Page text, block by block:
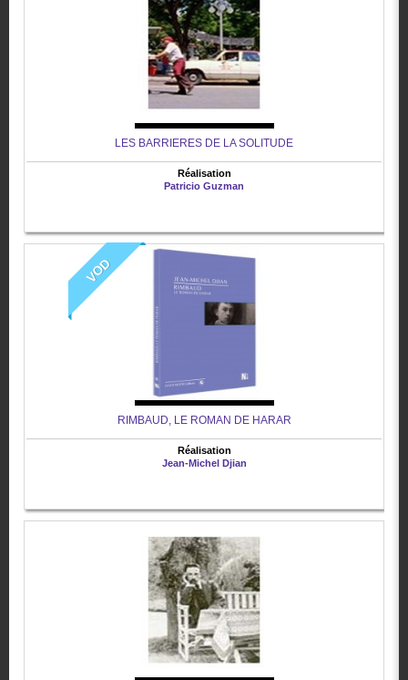
LES BARRIERES DE LA SOLITUDE
Réalisation
Patricio Guzman
VOD
RIMBAUD, LE ROMAN DE HARAR
Réalisation
Jean-Michel Djian